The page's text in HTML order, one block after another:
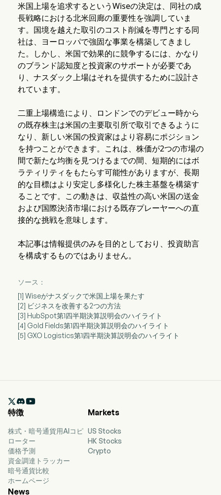
米国上場を追求するというWiseの決定は、同社の成
長戦略における北米回廊の重要性を強調していま
す。国境を越えた取引のコスト削減を専門とする同
社は、ヨーロッパで強固な事業を構築してきまし
た。しかし、米国で効果的に競争するには、かなり
のブランド認知度と投資家のサポートが必要であ
り、ナスダック上場はそれを提供するために設計さ
れています。
二重上場構造により、ロンドンでのデビュー時から
の既存株主は米国の主要取引所で取引できるように
なり、新しい米国の投資家はより容易にポジション
を持つことができます。これは、株価が2つの市場の
間で新たな均衡を見つけるまでの間、短期的にはボ
ラティリティをもたらす可能性がありますが、長期
的な目標はより安定し多様化した株主基盤を構築す
ることです。この動きは、収益性の高い米国の送金
および国際決済市場における既存プレーヤーへの直
接的な挑戦を意味します。
本記事は情報提供のみを目的としており、投資助言
を構成するものではありません。
ソース：
[1] Wiseがナスダックで米国上場を果たす
[2] ビジネスを改善する2つの方法
[3] HubSpot第1四半期決算説明会のハイライト
[4] Gold Fields第1四半期決算説明会のハイライト
[5] GXO Logistics第1四半期決算説明会のハイライト

特徴
株式・暗号通貨用AIコピ
ローター
価格予測
資金調達トラッカー
暗号通貨比較
ホームページ
Markets
US Stocks
HK Stocks
Crypto
News